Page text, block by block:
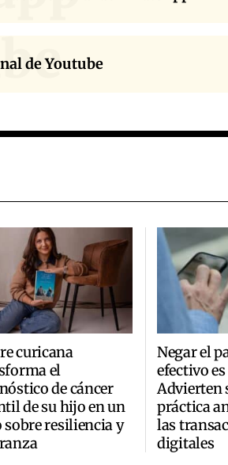
de Youtube
curicana
el
de cáncer
de su hijo en un
resiliencia y
Negar el
efectivo
Advierten
práctica
las
digitales